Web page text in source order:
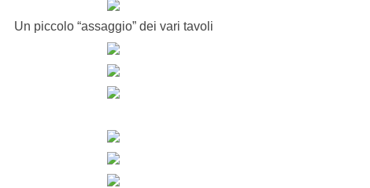
Un piccolo “assaggio” dei vari tavoli